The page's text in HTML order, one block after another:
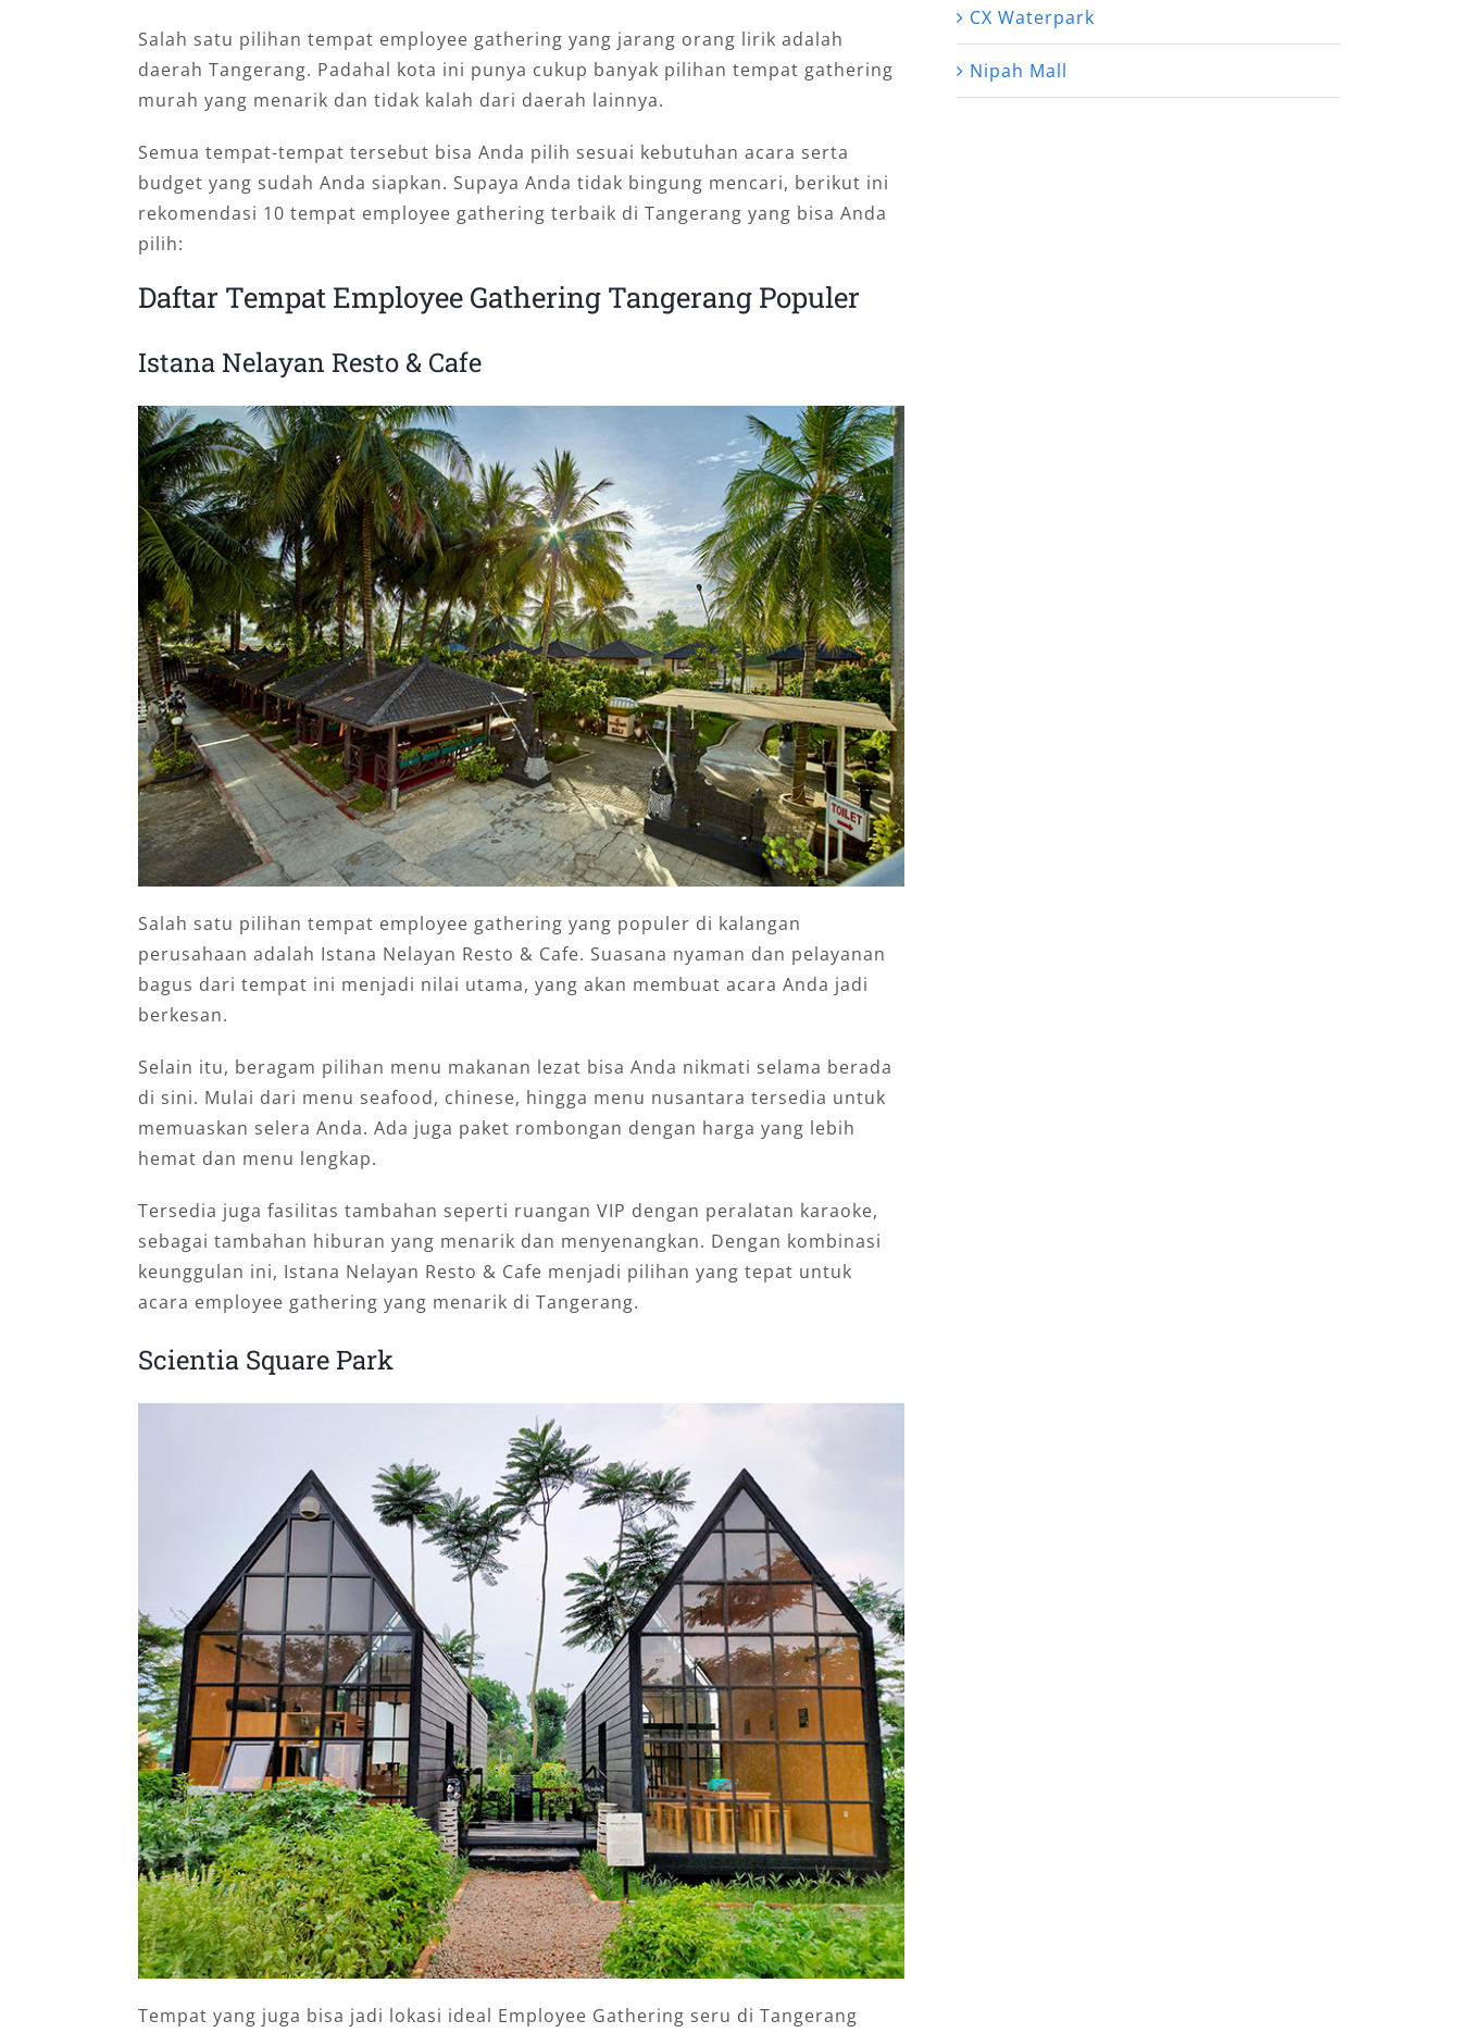
Salah satu pilihan tempat employee gathering yang jarang orang lirik adalah
daerah Tangerang. Padahal kota ini punya cukup banyak pilihan tempat gathering
murah yang menarik dan tidak kalah dari daerah lainnya.
Semua tempat-tempat tersebut bisa Anda pilih sesuai kebutuhan acara serta
budget yang sudah Anda siapkan. Supaya Anda tidak bingung mencari, berikut ini
rekomendasi 10 tempat employee gathering terbaik di Tangerang yang bisa Anda
pilih:
Daftar Tempat Employee Gathering Tangerang Populer
Istana Nelayan Resto & Cafe
Salah satu pilihan tempat employee gathering yang populer di kalangan
perusahaan adalah Istana Nelayan Resto & Cafe. Suasana nyaman dan pelayanan
bagus dari tempat ini menjadi nilai utama, yang akan membuat acara Anda jadi
berkesan.
Selain itu, beragam pilihan menu makanan lezat bisa Anda nikmati selama berada
di sini. Mulai dari menu seafood, chinese, hingga menu nusantara tersedia untuk
memuaskan selera Anda. Ada juga paket rombongan dengan harga yang lebih
hemat dan menu lengkap.
Tersedia juga fasilitas tambahan seperti ruangan VIP dengan peralatan karaoke,
sebagai tambahan hiburan yang menarik dan menyenangkan. Dengan kombinasi
keunggulan ini, Istana Nelayan Resto & Cafe menjadi pilihan yang tepat untuk
acara employee gathering yang menarik di Tangerang.
Scientia Square Park
Tempat yang juga bisa jadi lokasi ideal Employee Gathering seru di Tangerang
CX Waterpark
Nipah Mall